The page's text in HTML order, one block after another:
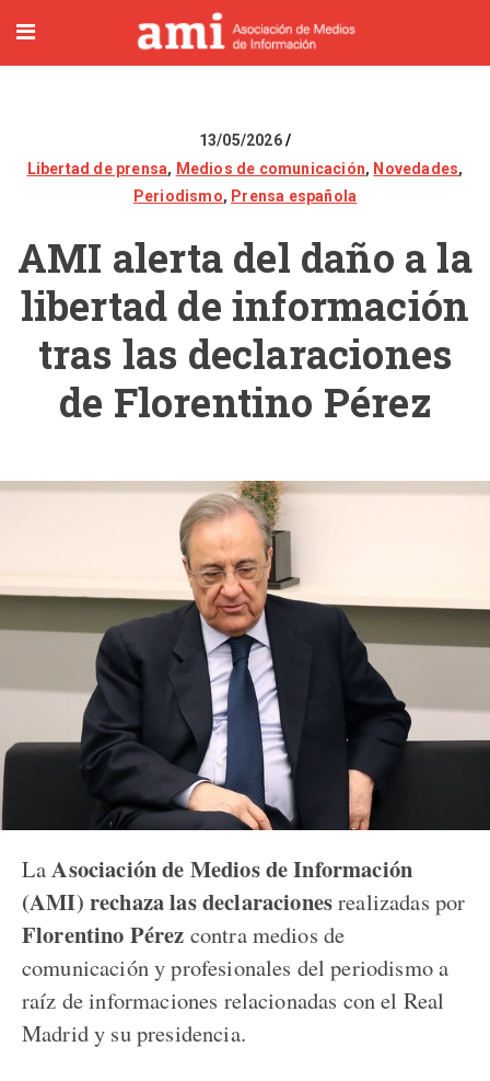
13/05/2026
Libertad de prensa, Medios de comunicación, Novedades,
Periodismo, Prensa española
AMI alerta del daño a la
libertad de información
tras las declaraciones
de Florentino Pérez
LaAsociación de Medios de Información
(AMI) rechaza las declaracionesrealizadas por
Florentino Pérez contra medios de
comunicación y profesionales del periodismo a
raíz de informaciones relacionadas con el Real
Madrid y su presidencia.